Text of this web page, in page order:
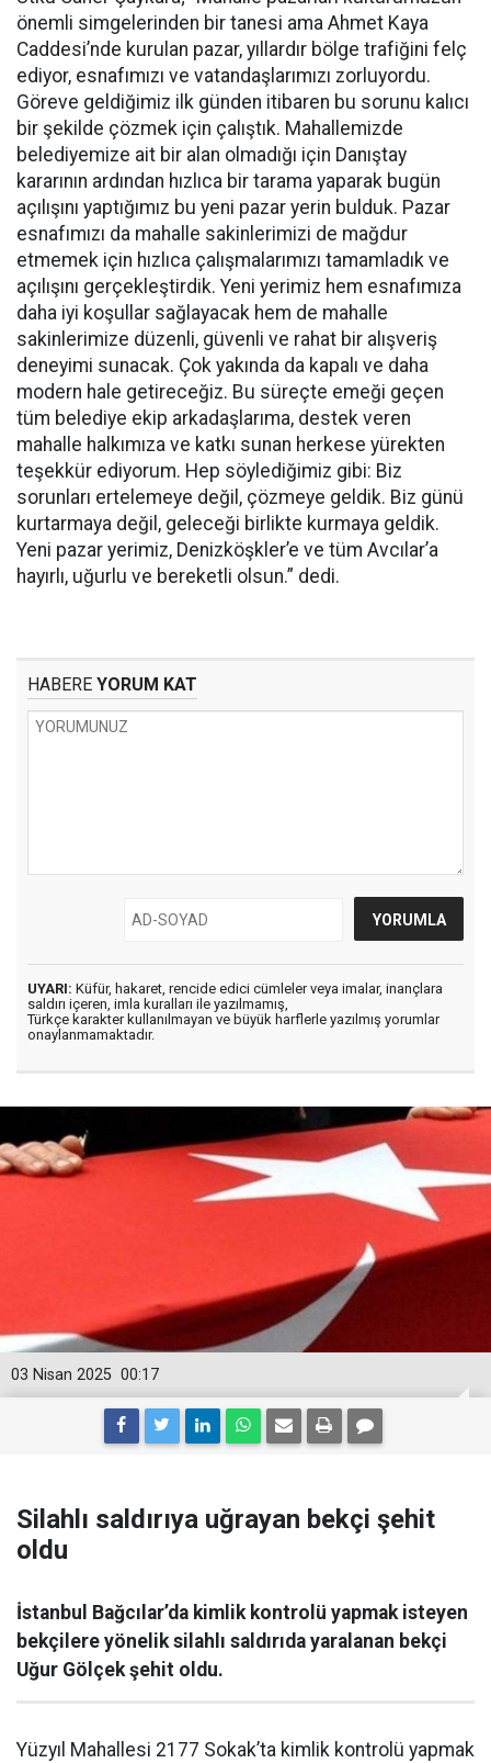
önemli simgelerinden bir tanesi ama Ahmet Kaya
Caddesi’nde kurulan pazar, yıllardır bölge trafiğini felç
ediyor, esnafımızı ve vatandaşlarımızı zorluyordu.
Göreve geldiğimiz ilk günden itibaren bu sorunu kalıcı
bir şekilde çözmek için çalıştık. Mahallemizde
belediyemize ait bir alan olmadığı için Danıştay
kararının ardından hızlıca bir tarama yaparak bugün
açılışını yaptığımız bu yeni pazar yerin bulduk. Pazar
esnafımızı da mahalle sakinlerimizi de mağdur
etmemek için hızlıca çalışmalarımızı tamamladık ve
açılışını gerçekleştirdik. Yeni yerimiz hem esnafımıza
daha iyi koşullar sağlayacak hem de mahalle
sakinlerimize düzenli, güvenli ve rahat bir alışveriş
deneyimi sunacak. Çok yakında da kapalı ve daha
modern hale getireceğiz. Bu süreçte emeği geçen
tüm belediye ekip arkadaşlarıma, destek veren
mahalle halkımıza ve katkı sunan herkese yürekten
teşekkür ediyorum. Hep söylediğimiz gibi: Biz
sorunları ertelemeye değil, çözmeye geldik. Biz günü
kurtarmaya değil, geleceği birlikte kurmaya geldik.
Yeni pazar yerimiz, Denizköşkler’e ve tüm Avcılar’a
hayırlı, uğurlu ve bereketli olsun.” dedi.
HABERE YORUM KAT
UYARI: Küfür, hakaret, rencide edici cümleler veya imalar, inançlara
saldırı içeren, imla kuralları ile yazılmamış,
Türkçe karakter kullanılmayan ve büyük harflerle yazılmış yorumlar
onaylanmamaktadır.
00:17
03 Nisan 2025
Silahlı saldırıya uğrayan bekçi şehit
oldu
İstanbul Bağcılar’da kimlik kontrolü yapmak isteyen
bekçilere yönelik silahlı saldırıda yaralanan bekçi
Uğur Gölçek şehit oldu.
Yüzyıl Mahallesi 2177 Sokak’ta kimlik kontrolü yapmak